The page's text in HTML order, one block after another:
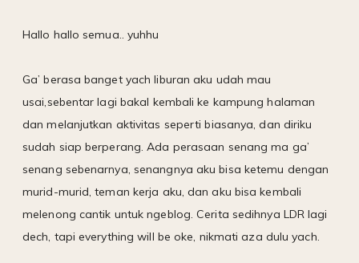
Hallo hallo semua.. yuhhu
Ga’ berasa banget yach liburan aku udah mau
usai,sebentar lagi bakal kembali ke kampung halaman
dan melanjutkan aktivitas seperti biasanya, dan diriku
sudah siap berperang. Ada perasaan senang ma ga’
senang sebenarnya, senangnya aku bisa ketemu dengan
murid-murid, teman kerja aku, dan aku bisa kembali
melenong cantik untuk ngeblog. Cerita sedihnya LDR lagi
dech, tapi everything will be oke, nikmati aza dulu yach.